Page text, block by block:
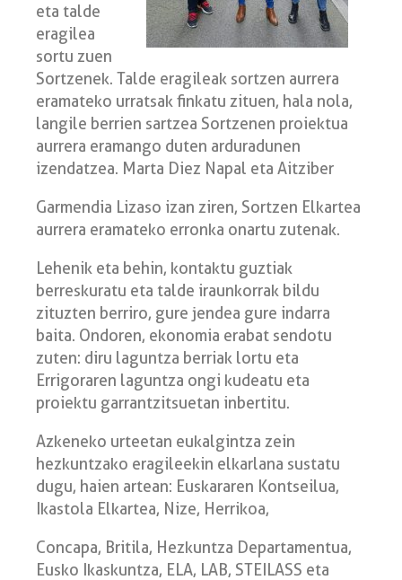
eta talde
eragilea
sortu zuen
Sortzenek. Talde eragileak sortzen aurrera
eramateko urratsak finkatu zituen, hala nola,
langile berrien sartzea Sortzenen proiektua
aurrera eramango duten arduradunen
izendatzea. Marta Diez Napal eta Aitziber
Garmendia Lizaso izan ziren, Sortzen Elkartea
aurrera eramateko erronka onartu zutenak.
Lehenik eta behin, kontaktu guztiak
berreskuratu eta talde iraunkorrak bildu
zituzten berriro, gure jendea gure indarra
baita. Ondoren, ekonomia erabat sendotu
zuten: diru laguntza berriak lortu eta
Errigoraren laguntza ongi kudeatu eta
proiektu garrantzitsuetan inbertitu.
Azkeneko urteetan eukalgintza zein
hezkuntzako eragileekin elkarlana sustatu
dugu, haien artean: Euskararen Kontseilua,
Ikastola Elkartea, Nize, Herrikoa,
Concapa, Britila, Hezkuntza Departamentua,
Eusko Ikaskuntza, ELA, LAB, STEILASS eta